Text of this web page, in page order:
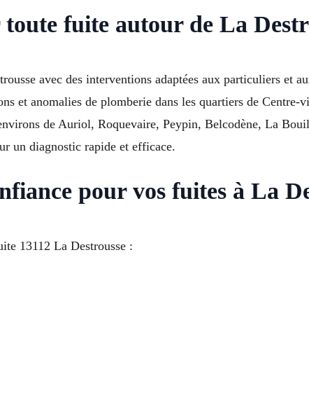
fuite autour de La
avec des interventions adaptées aux particuliers et
et anomalies de plomberie dans les quartiers de Centre-
de Auriol, Roquevaire, Peypin, Belcodène, La
un diagnostic rapide et efficace.
pour vos fuites à La
13112 La Destrousse :